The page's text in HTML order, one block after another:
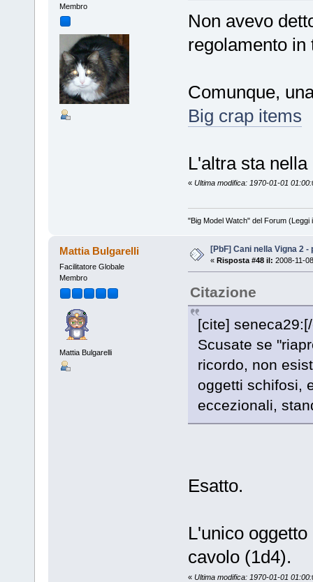
Membro
Non avevo
regolamento
Comunque,
Big crap items
L'altra sta
« Ultima modifica: 1970-01-01
"Big Model Watch" del Forum
Mattia Bulgarelli
Facilitatore Globale
Membro
Mattia Bulgarelli
[PbF] Cani nella Vigna 2
« Risposta #48 il: 2008-11-
Citazione
[cite]
Scusate se
ricordo, non
oggetti schifosi,
eccezionali,
Esatto.
L'unico
cavolo (1d4).
« Ultima modifica: 1970-01-01